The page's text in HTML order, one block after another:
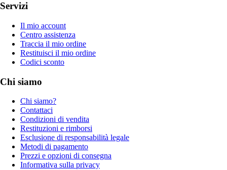
Servizi
Il mio account
Centro assistenza
Traccia il mio ordine
Restituisci il mio ordine
Codici sconto
Chi siamo
Chi siamo?
Contattaci
Condizioni di vendita
Restituzioni e rimborsi
Esclusione di responsabilità legale
Metodi di pagamento
Prezzi e opzioni di consegna
Informativa sulla privacy